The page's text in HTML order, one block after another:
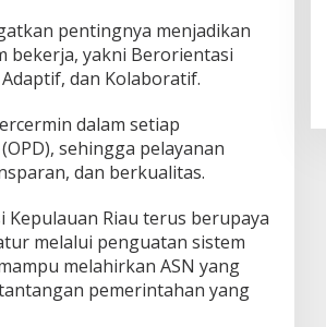
pentingnya menjadikan
bekerja, yakni Berorientasi
dan Kolaboratif.
dalam setiap
sehingga pelayanan
dan berkualitas.
Riau terus berupaya
melalui penguatan sistem
melahirkan ASN yang
pemerintahan yang